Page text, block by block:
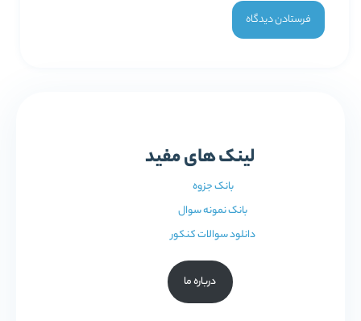
لینک های مفید
بانک جزوه
بانک نمونه سوال
دانلود سوالات کنکور
درباره ما